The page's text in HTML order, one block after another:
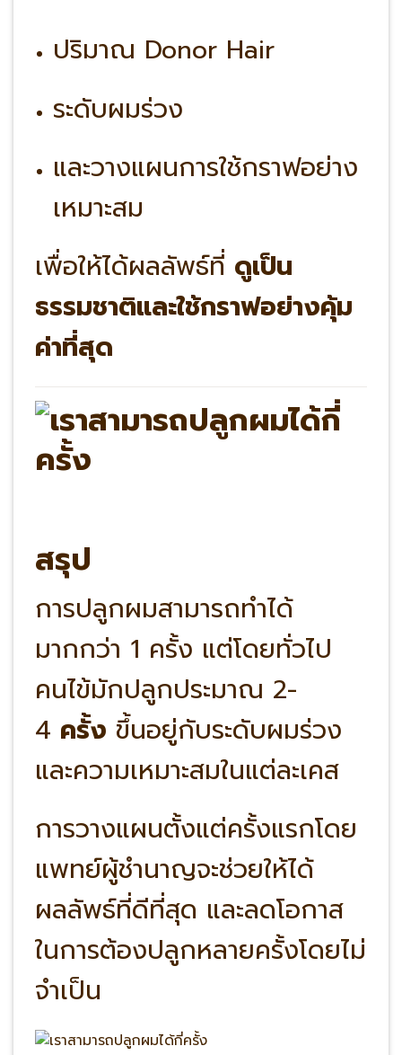
ปริมาณ Donor Hair
ระดับผมร่วง
และวางแผนการใช้กราฟอย่าง
เหมาะสม
เพื่อให้ได้ผลลัพธ์ที่ ดูเป็น
ธรรมชาติและใช้กราฟอย่างคุ้ม
ค่าที่สุด
สรุป
การปลูกผมสามารถทำได้
มากกว่า 1 ครั้ง แต่โดยทั่วไป
คนไข้มักปลูกประมาณ 2-
4 ครั้ง ขึ้นอยู่กับระดับผมร่วง
และความเหมาะสมในแต่ละเคส
การวางแผนตั้งแต่ครั้งแรกโดย
แพทย์ผู้ชำนาญจะช่วยให้ได้
ผลลัพธ์ที่ดีที่สุด และลดโอกาส
ในการต้องปลูกหลายครั้งโดยไม่
จำเป็น